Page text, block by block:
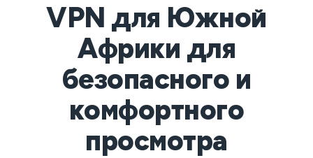
VPN для Южной
Африки для
безопасного и
комфортного
просмотра